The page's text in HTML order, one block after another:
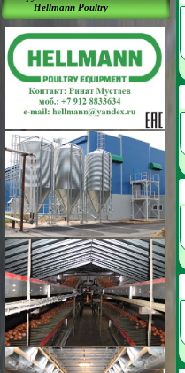
Hellmann Poultry